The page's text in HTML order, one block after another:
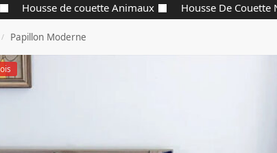
Housse de couette Animaux Housse De Couette
/ Papillon Moderne